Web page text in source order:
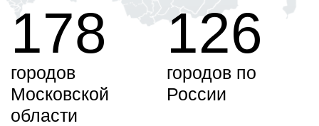
178
городов
Московской
области
126
городов по
России